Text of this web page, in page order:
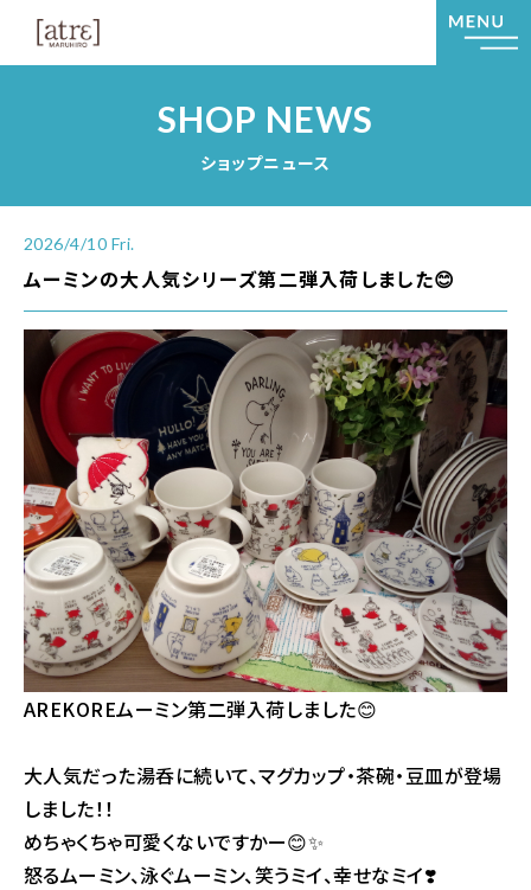
SHOP NEWS
ショップニュース
2026/4/10 Fri.
ムーミンの大人気シリーズ第二弾入荷しました😊
AREKOREムーミン第二弾入荷しました😊
大人気だった湯呑に続いて、マグカップ・茶碗・豆皿が登場
しました！！
めちゃくちゃ可愛くないですかー😊✨️
怒るムーミン、泳ぐムーミン、笑うミイ、幸せなミイ❣️